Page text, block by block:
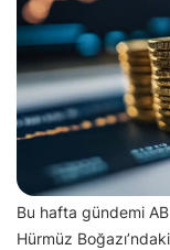
Bu hafta gündemi
Hürmüz